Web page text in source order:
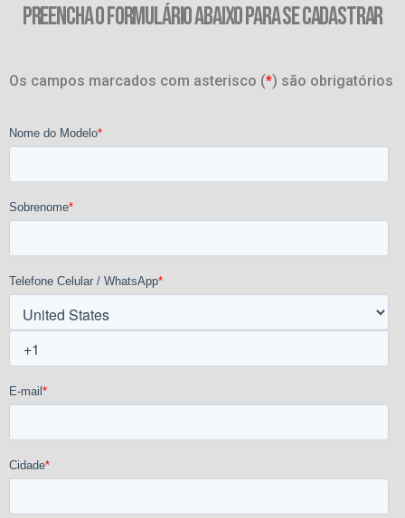
PREENCHA O FORMULÁRIO ABAIXO PARA SE CADASTRAR
Os campos marcados com asterisco (*) são obrigatórios